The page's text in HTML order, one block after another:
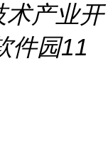
术产业开
件园11